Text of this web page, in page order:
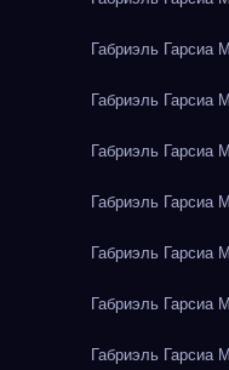
Габриэль Гарсиа
Габриэль Гарсиа
Габриэль Гарсиа
Габриэль Гарсиа
Габриэль Гарсиа
Габриэль Гарсиа
Габриэль Гарсиа